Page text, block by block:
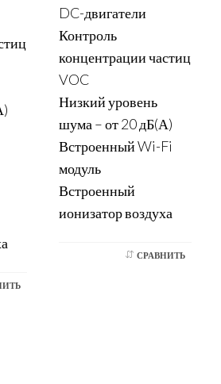
DC-двигатели
Контроль
концентрации частиц
VOC
Низкий уровень
шума – от 20 дБ(А)
Встроенный Wi-Fi
модуль
Встроенный
ионизатор воздуха
СРАВНИТЬ